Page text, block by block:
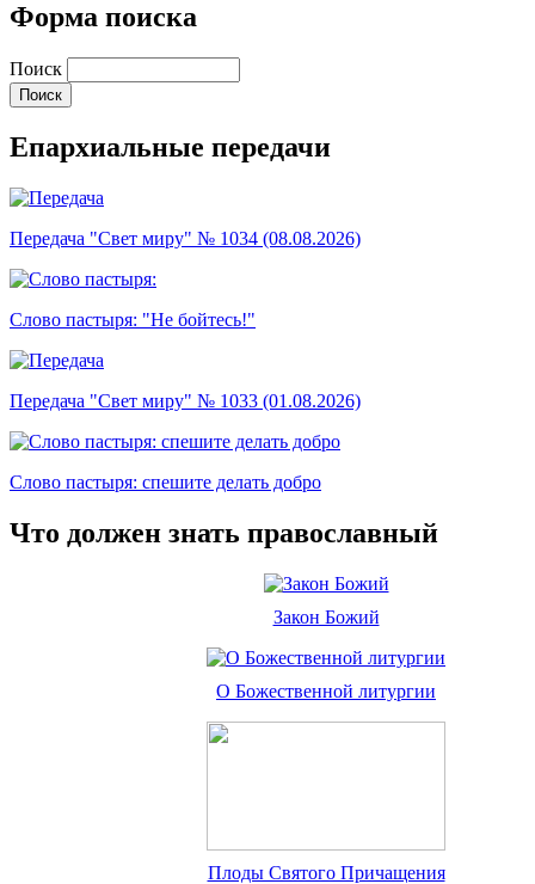
Форма поиска
Поиск
Епархиальные передачи
Передача "Свет миру" № 1034 (08.08.2026)
Слово пастыря: "Не бойтесь!"
Передача "Свет миру" № 1033 (01.08.2026)
Слово пастыря: спешите делать добро
Что должен знать православный
Закон Божий
О Божественной литургии
Плоды Святого Причащения